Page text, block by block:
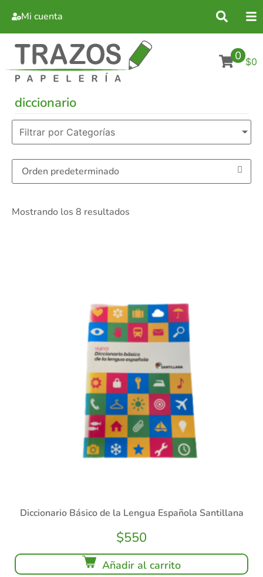
Mi cuenta
0 $0
diccionario
Filtrar por Categorías
Mostrando los 8 resultados
Diccionario Básico de la Lengua Española Santillana
$550
Añadir al carrito